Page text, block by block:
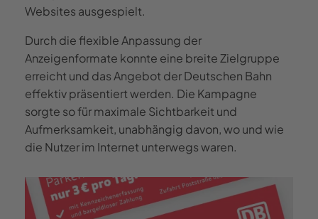
Websites ausgespielt.
Durch die flexible Anpassung der
Anzeigenformate konnte eine breite Zielgruppe
erreicht und das Angebot der Deutschen Bahn
effektiv präsentiert werden. Die Kampagne
sorgte so für maximale Sichtbarkeit und
Aufmerksamkeit, unabhängig davon, wo und wie
die Nutzer im Internet unterwegs waren.